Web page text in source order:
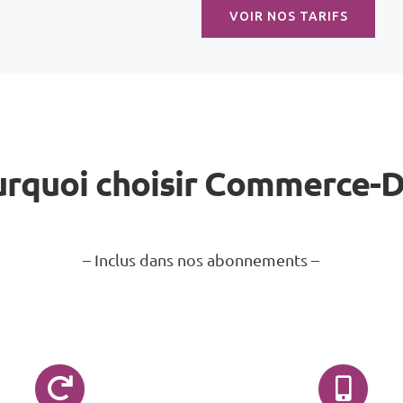
VOIR NOS TARIFS
choisir Commerce-
– Inclus dans nos abonnements –